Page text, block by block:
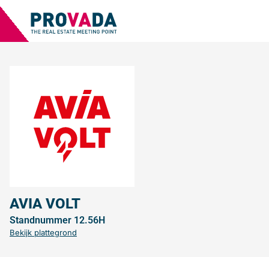
AVIA VOLT
Standnummer 12.56H
Bekijk plattegrond